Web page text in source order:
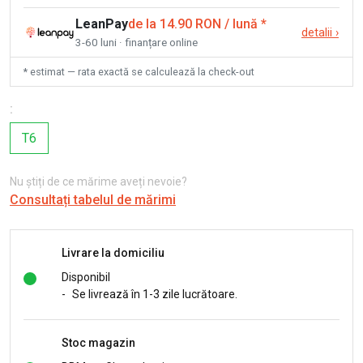
LeanPayde la 14.90 RON / lună *
3-60 luni · finanțare online
detalii ›
* estimat — rata exactă se calculează la check-out
:
T6
Nu știți de ce mărime aveți nevoie?
Consultați tabelul de mărimi
Livrare la domiciliu
Disponibil
- Se livrează în 1-3 zile lucrătoare.
Stoc magazin